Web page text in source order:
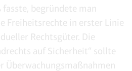
begründete man
Freiheitsrechte in erster Linie
Rechtsgüter. Die
auf Sicherheit“ sollte
Überwachungsmaßnahmen